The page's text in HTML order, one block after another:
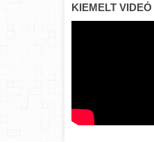
KIEMELT VIDEÓ